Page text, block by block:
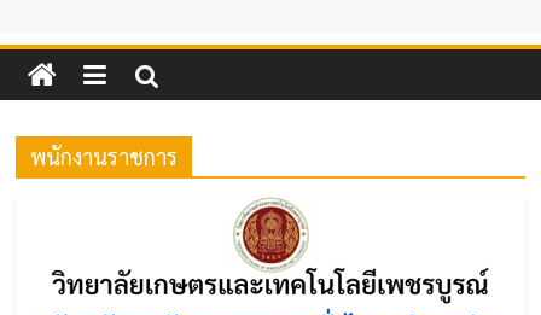
พนักงานราชการ